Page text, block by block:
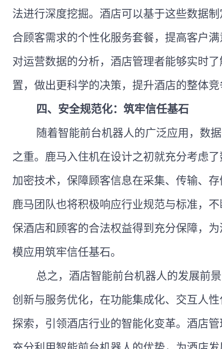
法进行深度挖掘。酒店可以基于这些数据
合顾客需求的个性化服务套餐，提高客户
对运营数据的分析，酒店管理者能够实时
置，做出更科学的决策，提升酒店的整体
四、 安全规范化：筑牢信任基石
随着智能前台机器人的广泛应用，数
之重。鹿马入住机在设计之初就充分考虑
加密技术，保障顾客信息在采集、传输、
鹿马团队也将积极响应行业规范与标准，
保酒店和顾客的合法权益得到充分保障，
模应用筑牢信任基石。
总之，酒店智能前台机器人的发展前
创新与服务优化，在功能集成化、交互人
探索，引领酒店行业的智能化变革。酒店